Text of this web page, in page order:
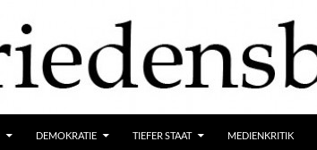
DEMOKRATIE TIEFER STAAT MEDIENKRITIK